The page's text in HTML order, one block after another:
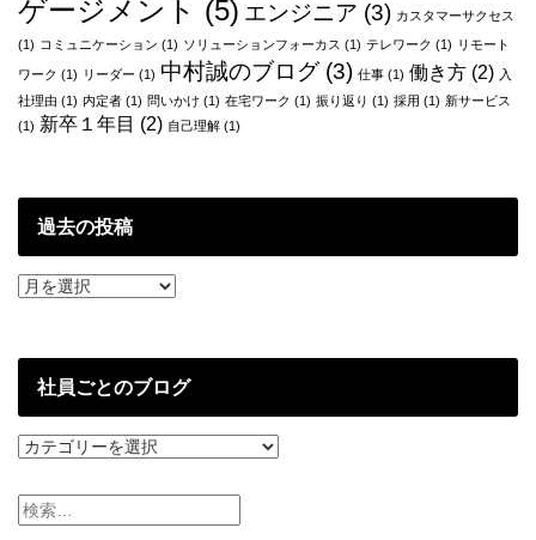
ゲージメント (5) エンジニア (3) カスタマーサクセス
(1) コミュニケーション (1) ソリューションフォーカス (1) テレワーク (1) リモート
ワーク (1) リーダー (1) 中村誠のブログ(3) 仕事 (1) 働き方 (2) 入
社理由 (1) 内定者 (1) 問いかけ (1) 在宅ワーク (1) 振り返り (1) 採用 (1) 新サービス
(1) 新卒１年目 (2) 自己理解 (1)
過去の投稿
過
投
社員ごとのブログ
社
ご
と